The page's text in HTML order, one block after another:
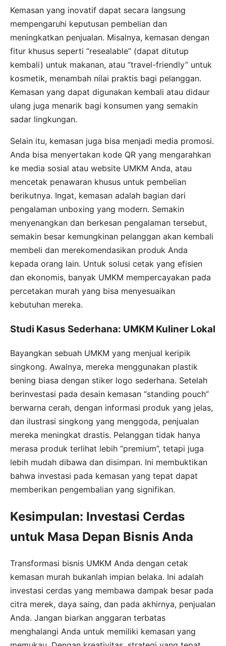
Kemasan yang inovatif dapat secara langsung
mempengaruhi keputusan pembelian dan
meningkatkan penjualan. Misalnya, kemasan dengan
fitur khusus seperti “resealable” (dapat ditutup
kembali) untuk makanan, atau “travel-friendly” untuk
kosmetik, menambah nilai praktis bagi pelanggan.
Kemasan yang dapat digunakan kembali atau didaur
ulang juga menarik bagi konsumen yang semakin
sadar lingkungan.
Selain itu, kemasan juga bisa menjadi media promosi.
Anda bisa menyertakan kode QR yang mengarahkan
ke media sosial atau website UMKM Anda, atau
mencetak penawaran khusus untuk pembelian
berikutnya. Ingat, kemasan adalah bagian dari
pengalaman unboxing yang modern. Semakin
menyenangkan dan berkesan pengalaman tersebut,
semakin besar kemungkinan pelanggan akan kembali
membeli dan merekomendasikan produk Anda
kepada orang lain. Untuk solusi cetak yang efisien
dan ekonomis, banyak UMKM mempercayakan pada
percetakan murah yang bisa menyesuaikan
kebutuhan mereka.
Studi Kasus Sederhana: UMKM Kuliner Lokal
Bayangkan sebuah UMKM yang menjual keripik
singkong. Awalnya, mereka menggunakan plastik
bening biasa dengan stiker logo sederhana. Setelah
berinvestasi pada desain kemasan “standing pouch”
berwarna cerah, dengan informasi produk yang jelas,
dan ilustrasi singkong yang menggoda, penjualan
mereka meningkat drastis. Pelanggan tidak hanya
merasa produk terlihat lebih “premium”, tetapi juga
lebih mudah dibawa dan disimpan. Ini membuktikan
bahwa investasi pada kemasan yang tepat dapat
memberikan pengembalian yang signifikan.
Kesimpulan: Investasi Cerdas
untuk Masa Depan Bisnis Anda
Transformasi bisnis UMKM Anda dengan cetak
kemasan murah bukanlah impian belaka. Ini adalah
investasi cerdas yang membawa dampak besar pada
citra merek, daya saing, dan pada akhirnya, penjualan
Anda. Jangan biarkan anggaran terbatas
menghalangi Anda untuk memiliki kemasan yang